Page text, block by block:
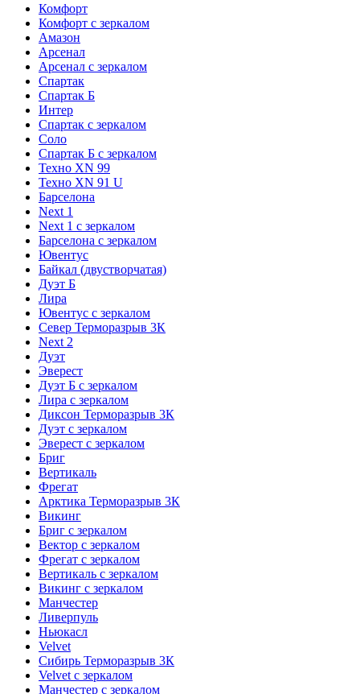
Комфорт
Комфорт с зеркалом
Амазон
Арсенал
Арсенал с зеркалом
Спартак
Спартак Б
Интер
Спартак с зеркалом
Соло
Спартак Б с зеркалом
Техно XN 99
Техно XN 91 U
Барселона
Next 1
Next 1 с зеркалом
Барселона с зеркалом
Ювентус
Байкал (двустворчатая)
Дуэт Б
Лира
Ювентус с зеркалом
Север Терморазрыв 3К
Next 2
Дуэт
Эверест
Дуэт Б с зеркалом
Лира с зеркалом
Диксон Терморазрыв 3К
Дуэт с зеркалом
Эверест с зеркалом
Бриг
Вертикаль
Фрегат
Арктика Терморазрыв 3К
Викинг
Бриг с зеркалом
Вектор с зеркалом
Фрегат с зеркалом
Вертикаль с зеркалом
Викинг с зеркалом
Манчестер
Ливерпуль
Ньюкасл
Velvet
Сибирь Терморазрыв 3К
Velvet с зеркалом
Манчестер с зеркалом